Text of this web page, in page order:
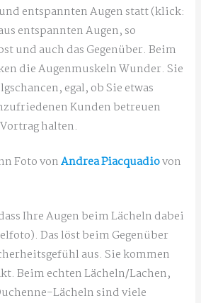
entspannten Augen statt (klick:
entspannten Augen, so
und auch das Gegenüber. Beim
die Augenmuskeln Wunder. Sie
egal, ob Sie etwas
Kunden betreuen
halten.
Foto vonAndrea Piacquadiovon
Ihre Augen beim Lächeln dabei
Das löst beim Gegenüber
aus. Sie kommen
Beim echten Lächeln/Lachen,
Lächeln sind viele